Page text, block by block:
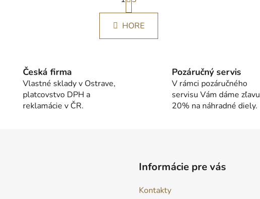
O
v
l
á
r
á
n
k
HORE
Česká firma
Vlastné sklady v Ostrave,
platcovstvo DPH a
reklamácie v ČR.
Pozáručný servis
V rámci pozáručného
servisu Vám dáme zľavu
20% na náhradné diely.
Informácie pre vás
Kontakty